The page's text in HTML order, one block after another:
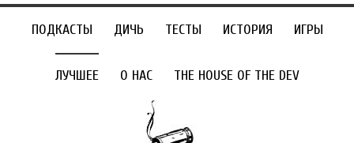
ПОДКАСТЫ ДИЧЬ ТЕСТЫ ИСТОРИЯ ИГРЫ
ЛУЧШЕЕ О НАС THE HOUSE OF THE DEV